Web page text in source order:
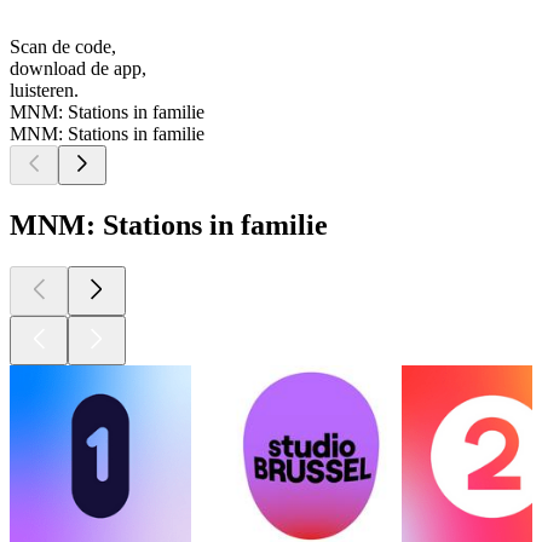
Scan de code,
download de app,
luisteren.
MNM: Stations in familie
MNM: Stations in familie
MNM: Stations in familie